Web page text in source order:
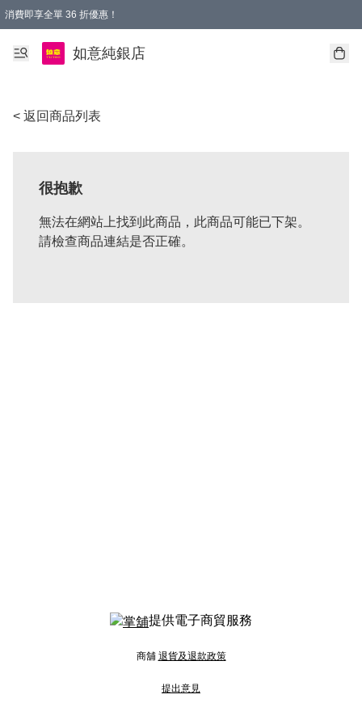
消費即享全單 36 折優惠！
購物满$50，全國包郵。Free shopping on orders over $50.
如意純銀店
< 返回商品列表
很抱歉
無法在網站上找到此商品，此商品可能已下架。
請檢查商品連結是否正確。
提供電子商貿服務
商舖 退貨及退款政策
提出意見